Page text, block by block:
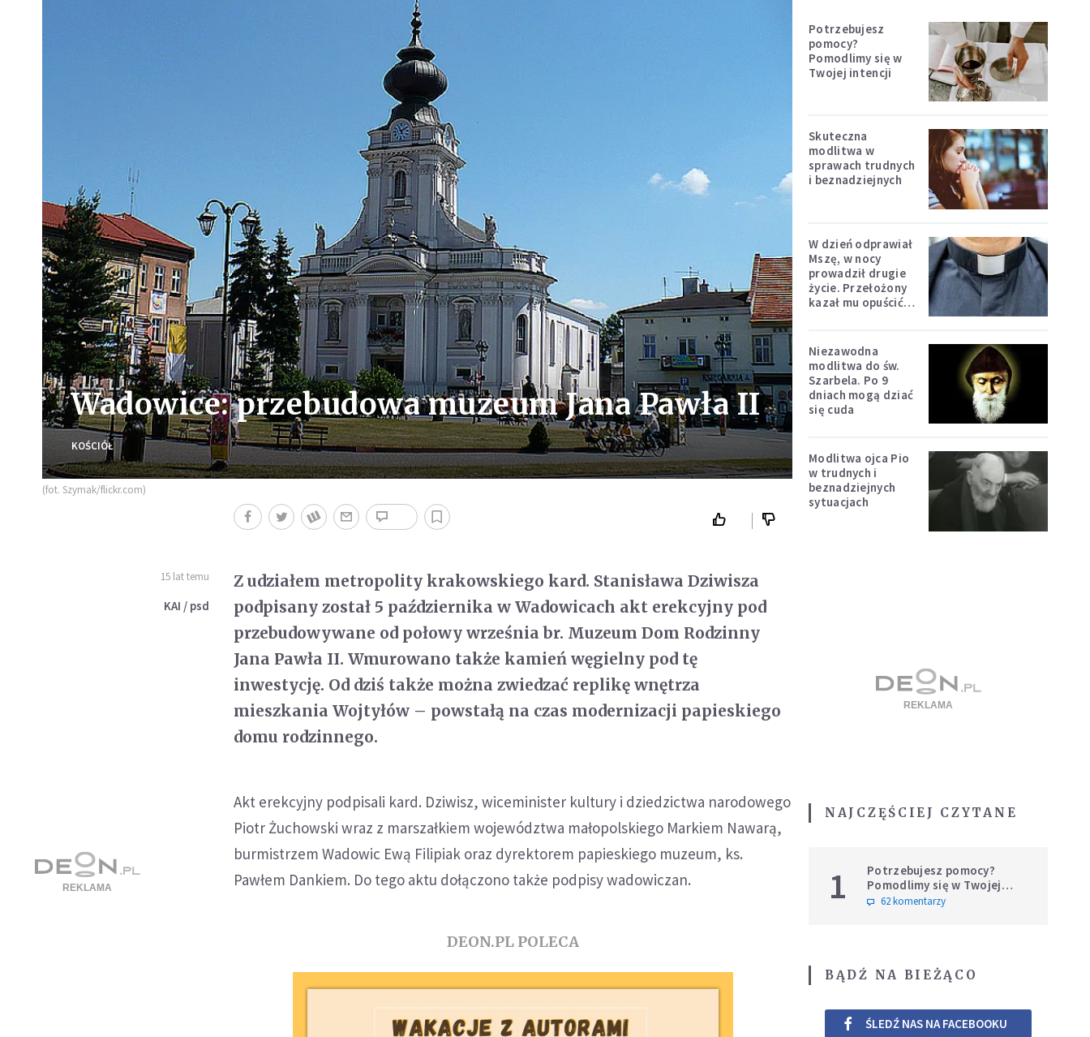
Wadowice: przebudowa muzeum Jana Pawła II
KOŚCIÓŁ
(fot. Szymak/flickr.com)
15 lat temu
KAI / psd
Z udziałem metropolity krakowskiego kard. Stanisława Dziwisza
podpisany został 5 października w Wadowicach akt erekcyjny pod
przebudowywane od połowy września br. Muzeum Dom Rodzinny
Jana Pawła II. Wmurowano także kamień węgielny pod tę
inwestycję. Od dziś także można zwiedzać replikę wnętrza
mieszkania Wojtyłów – powstałą na czas modernizacji papieskiego
domu rodzinnego.
Akt erekcyjny podpisali kard. Dziwisz, wiceminister kultury i dziedzictwa narodowego
Piotr Żuchowski wraz z marszałkiem województwa małopolskiego Markiem Nawarą,
burmistrzem Wadowic Ewą Filipiak oraz dyrektorem papieskiego muzeum, ks.
Pawłem Dankiem. Do tego aktu dołączono także podpisy wadowiczan.
DEON.PL POLECA
Potrzebujesz
pomocy?
Pomodlimy się w
Twojej intencji
Skuteczna
modlitwa w
sprawach trudnych
i beznadziejnych
W dzień odprawiał
Mszę, w nocy
prowadził drugie
życie. Przełożony
kazał mu opuścić
Niezawodna
modlitwa do św.
Szarbela. Po 9
dniach mogą dziać
się cuda
Modlitwa ojca Pio
w trudnych i
beznadziejnych
sytuacjach
NAJCZĘŚCIEJ CZYTANE
1
Potrzebujesz pomocy?
Pomodlimy się w Twojej
intencji
62 komentarzy
BĄDŹ NA BIEŻĄCO
ŚLEDŹ NAS NA FACEBOOKU